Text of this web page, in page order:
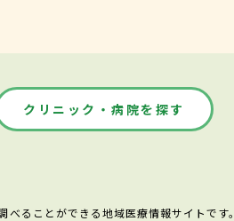
クリニック・病院を探す
ることができる地域医療情報サイトです。